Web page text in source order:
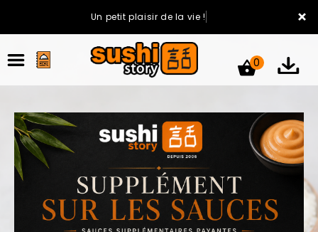
×
Un petit plaisir de la vie !
ACCUEIL
0